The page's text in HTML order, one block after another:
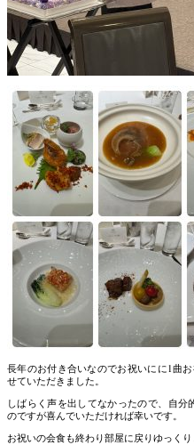
長年のお付き合いなのでお祝いにに1曲
せていただきました。
しばらく声を出してなかったので、自分
のですが喜んでいただければ幸いです。
お祝いの会食も終わり部屋に戻りゆっく